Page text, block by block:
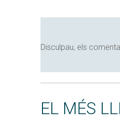
Disculpau, els
EL MÉS